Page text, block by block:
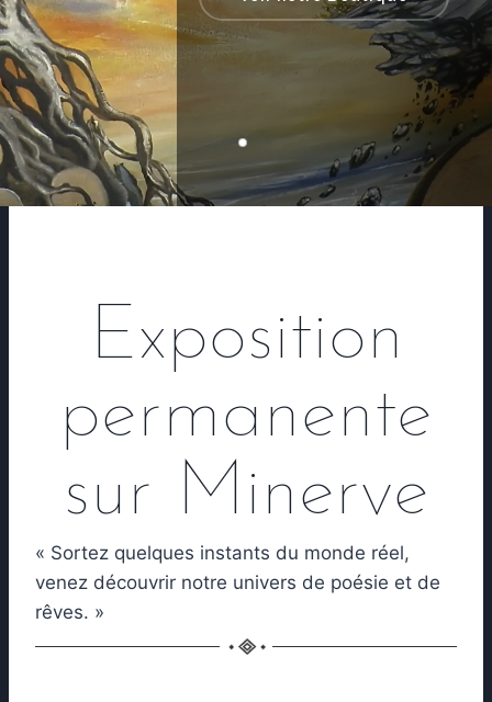
Exposition
permanente
sur Minerve
« Sortez quelques instants du monde réel,
venez découvrir notre univers de poésie et de
rêves. »